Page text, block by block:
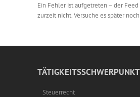
Ein Fehler ist aufgetreten – der
zurzeit nicht. Versuche es später
Steuerrecht